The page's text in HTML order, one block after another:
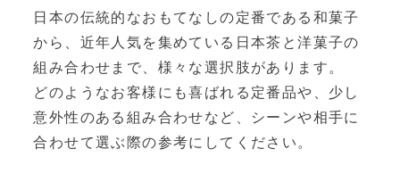
日本の伝統的なおもてなしの定番である和菓子
から、近年人気を集めている日本茶と洋菓子の
組み合わせまで、様々な選択肢があります。
どのようなお客様にも喜ばれる定番品や、少し
意外性のある組み合わせなど、シーンや相手に
合わせて選ぶ際の参考にしてください。